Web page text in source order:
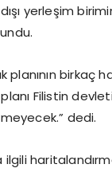
dışı yerleşim
planının
Filistin
dedi.
ilgili